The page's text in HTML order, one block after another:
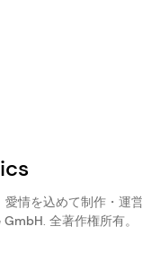
情を込めて制作・運
GmbH. 全著作権所有。